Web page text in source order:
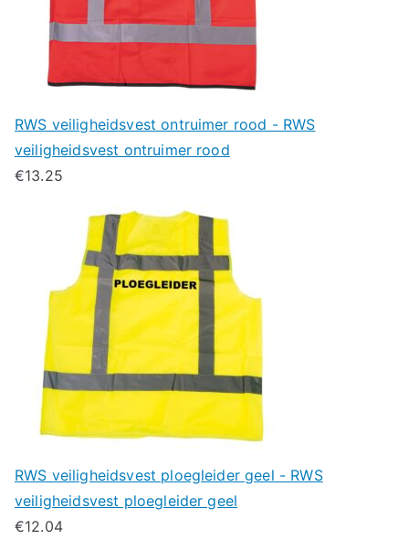
RWS veiligheidsvest ontruimer rood - RWS
veiligheidsvest ontruimer rood
€13.25
RWS veiligheidsvest ploegleider geel - RWS
veiligheidsvest ploegleider geel
€12.04